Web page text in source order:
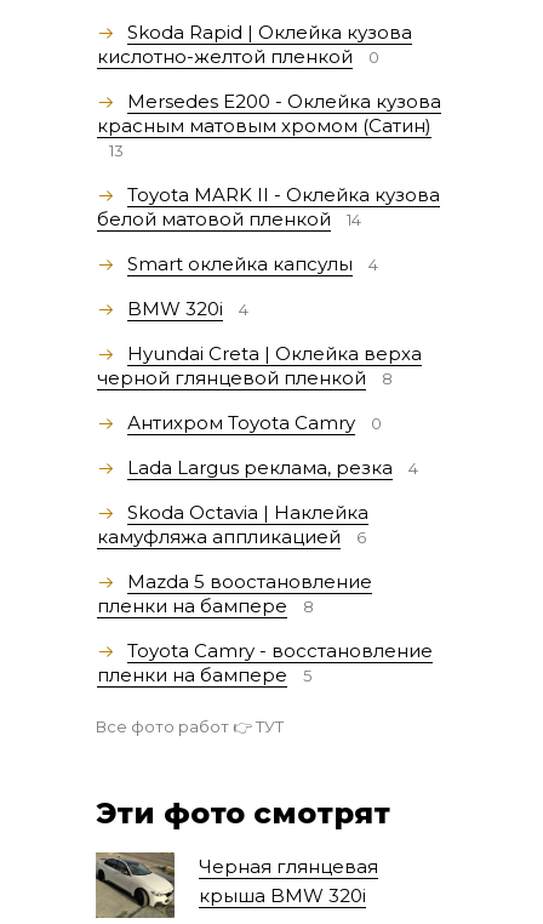
Skoda Rapid | Оклейка кузова
кислотно-желтой пленкой
0
Mersedes E200 - Оклейка кузова
красным матовым хромом (Сатин)
13
Toyota MARK II - Оклейка кузова
белой матовой пленкой
14
Smart оклейка капсулы 4
BMW 320i 4
Hyundai Creta | Оклейка верха
черной глянцевой пленкой
8
Антихром Toyota Camry 0
Lada Largus реклама, резка 4
Skoda Octavia | Наклейка
камуфляжа аппликацией
6
Mazda 5 воостановление
пленки на бампере
8
Toyota Camry - восстановление
пленки на бампере
5
Все фото работ 👉ТУТ
Эти фото смотрят
Черная глянцевая
крыша BMW 320i